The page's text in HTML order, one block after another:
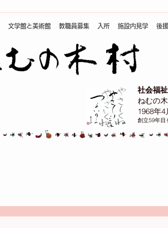
文学館と美術館 教職員募集 入所 施設内見学 後
社会福
ねむの
1968年
創立59年目